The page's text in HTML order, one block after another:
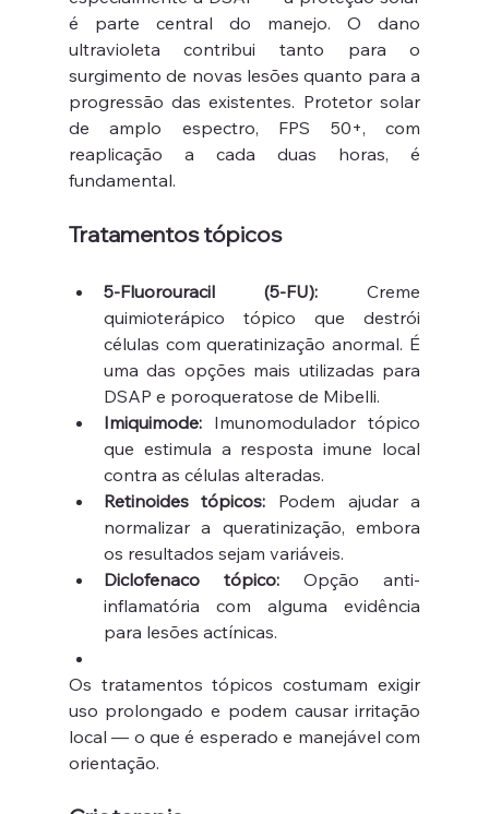
é parte central do manejo. O dano
ultravioleta contribui tanto para o
surgimento de novas lesões quanto para a
progressão das existentes. Protetor solar
de amplo espectro, FPS 50+, com
reaplicação a cada duas horas, é
fundamental.
Tratamentos tópicos
5-Fluorouracil (5-FU): Creme
quimioterápico tópico que destrói
células com queratinização anormal. É
uma das opções mais utilizadas para
DSAP e poroqueratose de Mibelli.
Imiquimode: Imunomodulador tópico
que estimula a resposta imune local
contra as células alteradas.
Retinoides tópicos: Podem ajudar a
normalizar a queratinização, embora
os resultados sejam variáveis.
Diclofenaco tópico: Opção anti-
inflamatória com alguma evidência
para lesões actínicas.
Os tratamentos tópicos costumam exigir
uso prolongado e podem causar irritação
local — o que é esperado e manejável com
orientação.